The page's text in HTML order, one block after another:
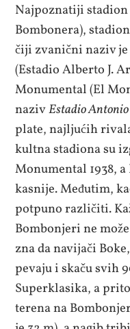
Najpoznatiji stadion
Bombonera),
čiji zvanični naziv
(Estadio Alberto J.
Monumental (El
nazivEstadio
plate, najljućih
kultna stadiona su
Monumental 1938,
kasnije. Međutim,
potpuno različiti.
Bombonjeri ne
zna da navijači
pevaju i skaču svih
Superklasika, a
terena na